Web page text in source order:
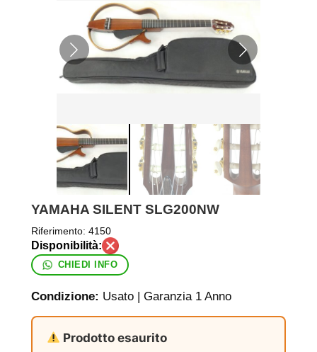
YAMAHA SILENT SLG200NW
Riferimento: 4150
CHIEDI INFO
Condizione: Usato | Garanzia 1 Anno
Prodotto esaurito